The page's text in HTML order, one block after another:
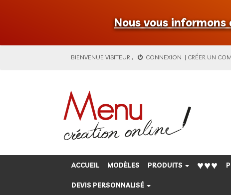
Nous vous
BIENVENUE VISITEUR , CONNEXION | CRÉER UN
ACCUEIL MODÈLES PRODUITS ♥♥♥
DEVIS PERSONNALISÉ